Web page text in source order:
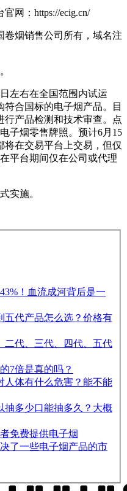
网：https://ecig.cn/
卷烟销售公司所有，域名注
左右在全国范围内试运
合国标的电子烟产品。目
行产品检测和技术审查。点
子烟零售牌照。预计6月15
将在交易平台上交易，但仅
平台期间仅在公司或代理
实施。
！血流成河背后是一
五代产品怎么选？价格有
二代、三代、四代、五代
7倍是真的吗？
人体有什么危害？能不能
抽多少口能抽多久？大概
免费提供电子烟
了一些电子烟产品的市